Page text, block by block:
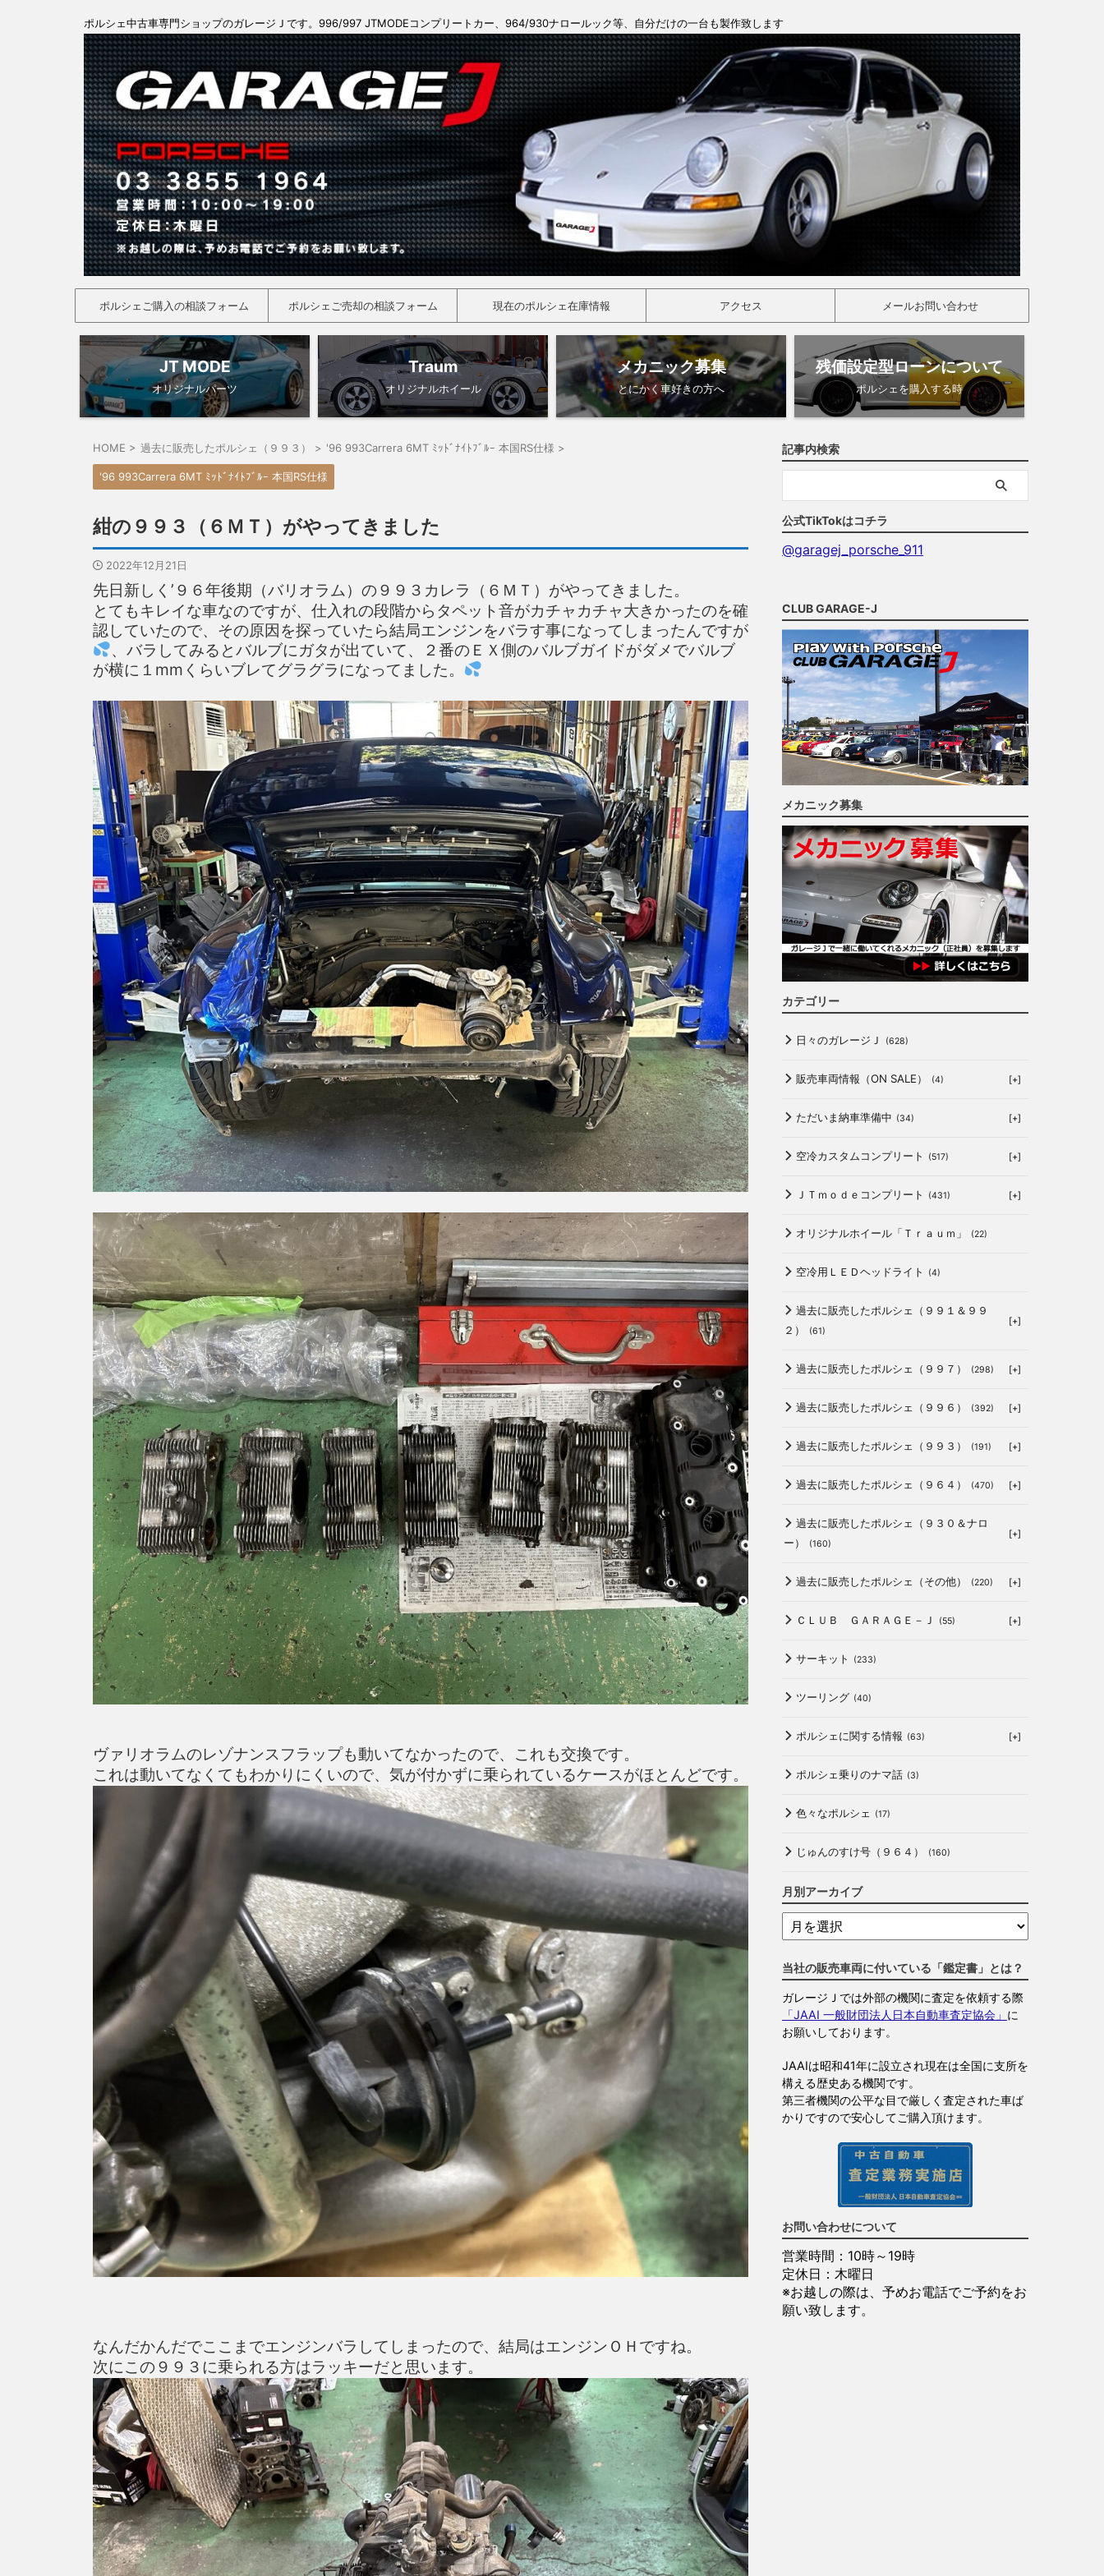
ポルシェ中古車専門ショップのガレージＪです。996/997 JTMODEコンプリートカー、964/930ナロールック等、自分だけの一台も製作致します
ポルシェご購入の相談フォーム ポルシェご売却の相談フォーム 現在のポルシェ在庫情報 アクセス メールお問い合わせ
JT MODE
オリジナルパーツ
Traum
オリジナルホイール
メカニック募集
とにかく車好きの方へ
残価設定型ローンについて
ポルシェを購入する時
HOME > 過去に販売したポルシェ（９９３） > '96 993Carrera 6MT ﾐｯﾄﾞﾅｲﾄﾌﾞﾙｰ 本国RS仕様 >
'96 993Carrera 6MT ﾐｯﾄﾞﾅｲﾄﾌﾞﾙｰ 本国RS仕様
紺の９９３（６ＭＴ）がやってきました
2022年12月21日
先日新しく’９６年後期（バリオラム）の９９３カレラ（６ＭＴ）がやってきました。
とてもキレイな車なのですが、仕入れの段階からタペット音がカチャカチャ大きかったのを確
認していたので、その原因を探っていたら結局エンジンをバラす事になってしまったんですが
、バラしてみるとバルブにガタが出ていて、２番のＥＸ側のバルブガイドがダメでバルブ
が横に１mmくらいブレてグラグラになってました。
ヴァリオラムのレゾナンスフラップも動いてなかったので、これも交換です。
これは動いてなくてもわかりにくいので、気が付かずに乗られているケースがほとんどです。
なんだかんだでここまでエンジンバラしてしまったので、結局はエンジンＯＨですね。
次にこの９９３に乗られる方はラッキーだと思います。
記事内検索
公式TikTokはコチラ
@garagej_porsche_911
CLUB GARAGE-J
メカニック募集
カテゴリー
日々のガレージＪ (628)
販売車両情報（ON SALE） (4) [+]
ただいま納車準備中 (34) [+]
空冷カスタムコンプリート (517) [+]
ＪＴｍｏｄｅコンプリート (431) [+]
オリジナルホイール「Ｔｒａｕｍ」 (22)
空冷用ＬＥＤヘッドライト (4)
過去に販売したポルシェ（９９１＆９９
２）
(61)
[+]
過去に販売したポルシェ（９９７） (298) [+]
過去に販売したポルシェ（９９６） (392) [+]
過去に販売したポルシェ（９９３） (191) [+]
過去に販売したポルシェ（９６４） (470) [+]
過去に販売したポルシェ（９３０＆ナロ
ー）
(160)
[+]
過去に販売したポルシェ（その他） (220) [+]
ＣＬＵＢ ＧＡＲＡＧＥ－Ｊ (55) [+]
サーキット (233)
ツーリング (40)
ポルシェに関する情報 (63) [+]
ポルシェ乗りのナマ話 (3)
色々なポルシェ (17)
じゅんのすけ号（９６４） (160)
月別アーカイブ
当社の販売車両に付いている「鑑定書」とは？
ガレージＪでは外部の機関に査定を依頼する際
「JAAI 一般財団法人日本自動車査定協会」 に
お願いしております。
JAAIは昭和41年に設立され現在は全国に支所を
構える歴史ある機関です。
第三者機関の公平な目で厳しく査定された車ば
かりですので安心してご購入頂けます。
お問い合わせについて
営業時間：10時～19時
定休日：木曜日
※お越しの際は、予めお電話でご予約をお
願い致します。